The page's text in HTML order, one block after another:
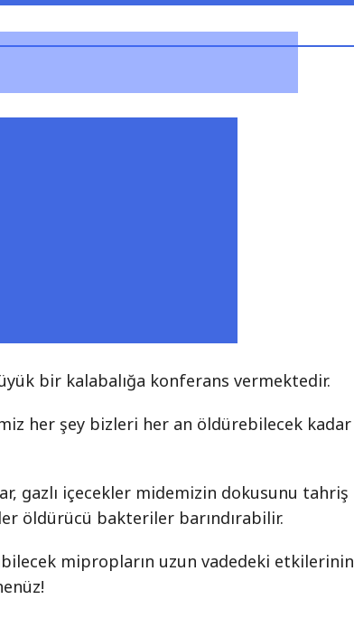
bir kalabalığa konferans vermektedir.
her şey bizleri her an öldürebilecek kadar
gazlı içecekler midemizin dokusunu tahriş
öldürücü bakteriler barındırabilir.
mipropların uzun vadedeki etkilerinin